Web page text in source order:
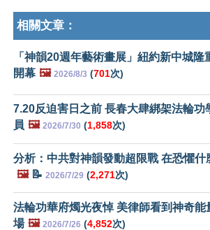
相關文章：
「神韻20週年藝術畫展」紐約新中城隆
開幕 🖼️ 2026/8/3 (701次)
7.20反迫害日之前 長春大肆綁架法輪功
員 🖼️ 2026/7/30 (1,858次)
分析：中共對神韻發動超限戰 在恐懼什
🖼️📝 2026/7/29 (2,271次)
法輪功華府燭光夜悼 美律師看到神奇能
場 🖼️ 2026/7/26 (4,852次)